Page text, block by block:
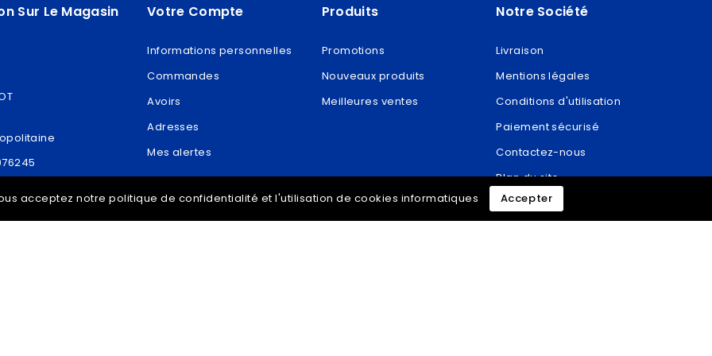
Sur Le Magasin Votre Compte
Informations personnelles
Commandes
Avoirs
Adresses
Mes alertes
Produits
Promotions
Nouveaux produits
Meilleures ventes
Notre Société
Livraison
Mentions légales
Conditions d'utilisation
Paiement sécurisé
Contactez-nous
Plan du site
Magasins
acceptez notre politique de confidentialité et l'utilisation de cookies informatiques Accepter